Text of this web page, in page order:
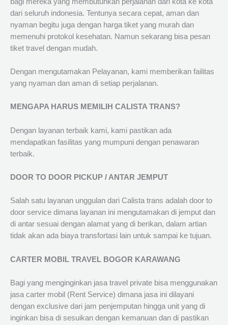
dari seluruh indonesia. Tentunya secara cepat, aman dan
nyaman begitu juga dengan harga tiket yang murah dan
memenuhi protokol kesehatan. Namun sekarang bisa pesan
tiket travel dengan mudah.
Dengan mengutamakan Pelayanan, kami memberikan failitas
yang nyaman dan aman di setiap perjalanan.
MENGAPA HARUS MEMILIH CALISTA TRANS?
Dengan layanan terbaik kami, kami pastikan ada
mendapatkan fasilitas yang mumpuni dengan penawaran
terbaik.
DOOR TO DOOR PICKUP / ANTAR JEMPUT
Salah satu layanan unggulan dari Calista trans adalah door to
door service dimana layanan ini mengutamakan di jemput dan
di antar sesuai dengan alamat yang di berikan, dalam artian
tidak akan ada biaya transfortasi lain untuk sampai ke tujuan.
CARTER MOBIL TRAVEL BOGOR KARAWANG
Bagi yang menginginkan jasa travel private bisa menggunakan
jasa carter mobil (Rent Service) dimana jasa ini dilayani
dengan exclusive dari jam penjemputan hingga unit yang di
inginkan bisa di sesuikan dengan kemanuan dan di pastikan